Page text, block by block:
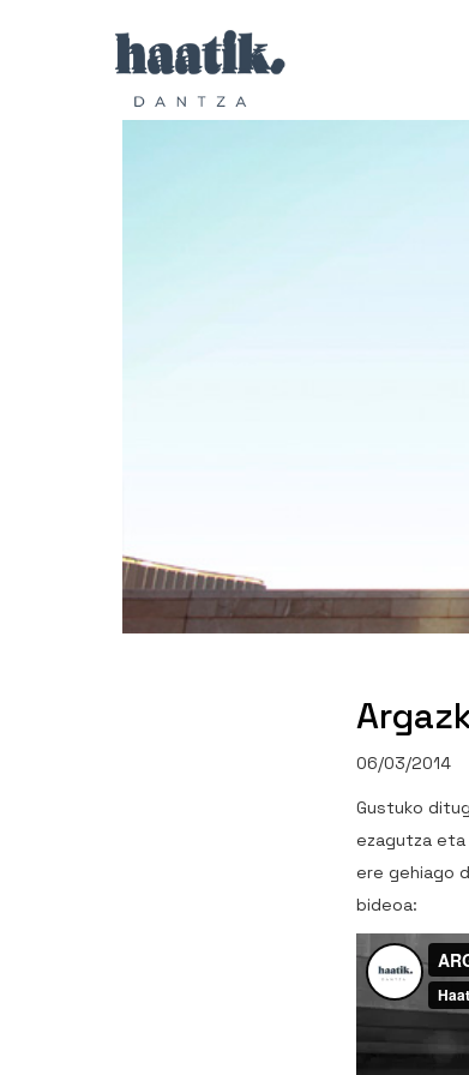
06/03/2014
Gustuko
ezagutza eta
ere gehiago
bideoa: